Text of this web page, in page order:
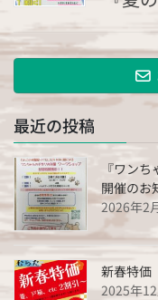
最近の投稿
『ワン
開催のお
2026年2
新春特価
2025年